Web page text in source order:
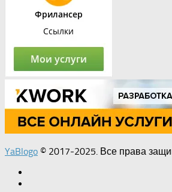
YaBlogo © 2017-2025. Все права